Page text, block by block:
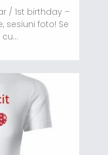
/ 1st birthday –
sesiuni foto! Se